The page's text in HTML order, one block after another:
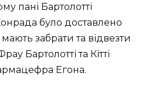
пані Бартолотті
було доставлено
забрати та відвезти
Бартолотті та Кітті
Егона.